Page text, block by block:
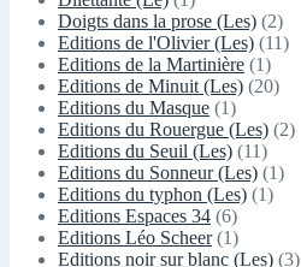
Doigts dans la prose (Les) (2)
Editions de l'Olivier (Les) (11)
Editions de la Martinière (1)
Editions de Minuit (Les) (20)
Editions du Masque (1)
Editions du Rouergue (Les) (2)
Editions du Seuil (Les) (11)
Editions du Sonneur (Les) (1)
Editions du typhon (Les) (1)
Editions Espaces 34 (6)
Editions Léo Scheer(1)
Editions noir sur blanc (Les) (3)